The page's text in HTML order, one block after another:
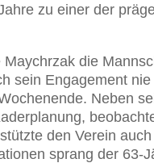
zu einer der
die
sein Engagement
Neben
den Verein
sprang der 63-